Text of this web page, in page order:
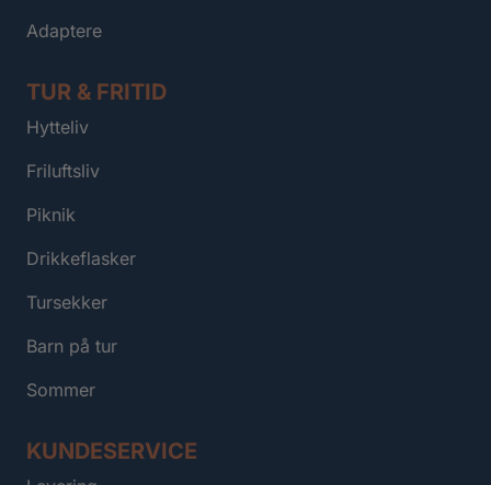
Adaptere
TUR & FRITID
Hytteliv
Friluftsliv
Piknik
Drikkeflasker
Tursekker
Barn på tur
Sommer
KUNDESERVICE